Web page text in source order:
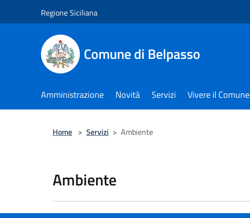
Regione Siciliana
Comune di Belpasso
Amministrazione Novità Servizi Vivere il Comune
Home > Servizi > Ambiente
Ambiente